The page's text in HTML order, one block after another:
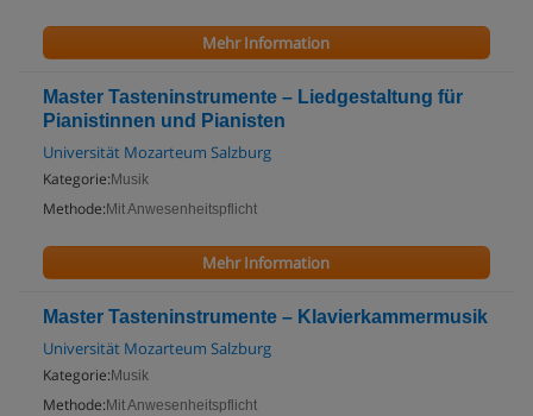
Mehr Information
Master Tasteninstrumente – Liedgestaltung für
Pianistinnen und Pianisten
Universität Mozarteum Salzburg
Kategorie: Musik
Methode: Mit Anwesenheitspflicht
Mehr Information
Master Tasteninstrumente – Klavierkammermusik
Universität Mozarteum Salzburg
Kategorie: Musik
Methode: Mit Anwesenheitspflicht